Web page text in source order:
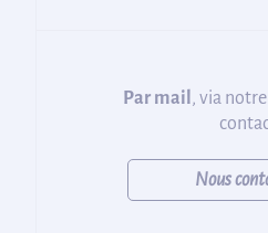
Par mail , via
Nous